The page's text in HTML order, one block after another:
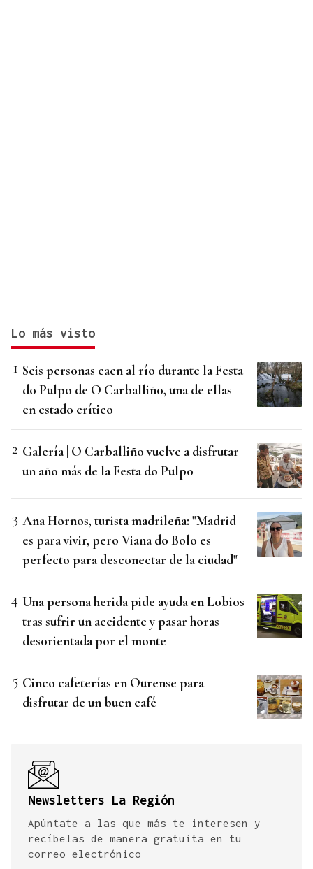
Lo más visto
Seis personas caen al río durante la Festa
do Pulpo de O Carballiño, una de ellas
en estado crítico
Galería | O Carballiño vuelve a disfrutar
un año más de la Festa do Pulpo
Ana Hornos, turista madrileña: "Madrid
es para vivir, pero Viana do Bolo es
perfecto para desconectar de la ciudad"
Una persona herida pide ayuda en Lobios
tras sufrir un accidente y pasar horas
desorientada por el monte
Cinco cafeterías en Ourense para
disfrutar de un buen café
Newsletters La Región
Apúntate a las que más te interesen y
recíbelas de manera gratuita en tu
correo electrónico